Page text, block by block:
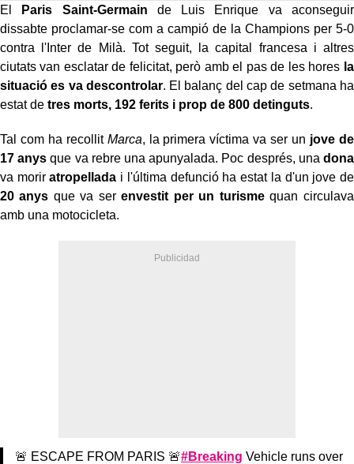
El Paris Saint-Germain de Luis Enrique va aconseguir
dissabte proclamar-se com a campió de la Champions per 5-0
contra l'Inter de Milà. Tot seguit, la capital francesa i altres
ciutats van esclatar de felicitat, però amb el pas de les hores la
situació es va descontrolar. El balanç del cap de setmana ha
estat de tres morts, 192 ferits i prop de 800 detinguts.
Tal com ha recollit Marca, la primera víctima va ser un jove de
17 anys que va rebre una apunyalada. Poc després, una dona
va moriratropellada i l'última defunció ha estat la d'un jove de
20 anys que va serenvestit per un turismequan circulava
amb una motocicleta.
🚨 ESCAPE FROM PARIS 🚨#Breaking Vehicle runs over